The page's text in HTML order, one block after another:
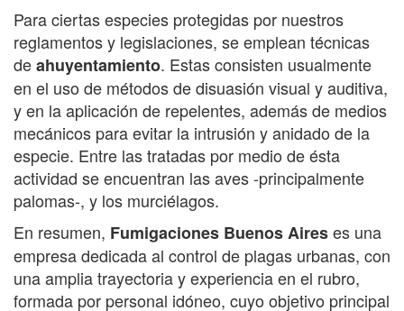
Para ciertas especies protegidas por nuestros
reglamentos y legislaciones, se emplean técnicas
deahuyentamiento. Estas consisten usualmente
en el uso de métodos de disuasión visual y auditiva,
y en la aplicación de repelentes, además de medios
mecánicos para evitar la intrusión y anidado de la
especie. Entre las tratadas por medio de ésta
actividad se encuentran las aves -principalmente
palomas-, y los murciélagos.
En resumen, Fumigaciones Buenos Aireses una
empresa dedicada al control de plagas urbanas, con
una amplia trayectoria y experiencia en el rubro,
formada por personal idóneo, cuyo objetivo principal